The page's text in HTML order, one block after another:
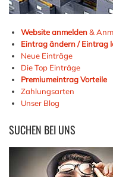
Website anmelden&
Eintrag ändern / Eintrag
Neue Einträge
Die Top Einträge
Premiumeintrag Vorteile
Zahlungsarten
Unser Blog
SUCHEN BEI UNS